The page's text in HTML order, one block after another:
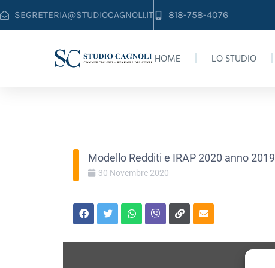
SEGRETERIA@STUDIOCAGNOLI.IT 818-758-4076
HOME LO STUDIO
Modello Redditi e IRAP 2020 anno 2019
30 Novembre 2020